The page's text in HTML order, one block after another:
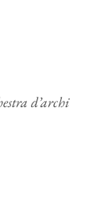
d’archi